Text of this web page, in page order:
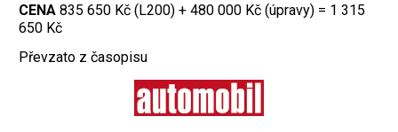
CENA 835 650 Kč (L200) + 480 000 Kč (úpravy) = 1 315
650 Kč
Převzato z časopisu